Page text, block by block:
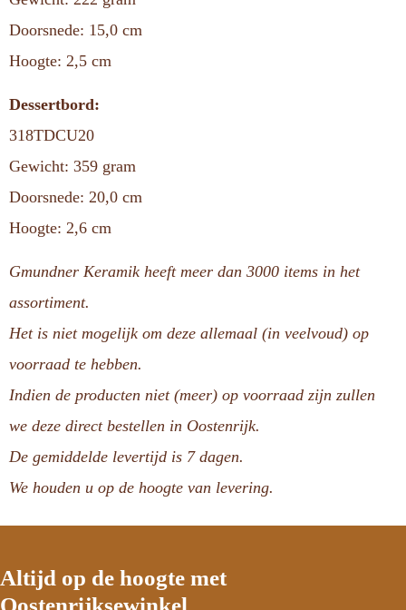
Doorsnede: 15,0 cm
Hoogte: 2,5 cm
Dessertbord:
318TDCU20
Gewicht: 359 gram
Doorsnede: 20,0 cm
Hoogte: 2,6 cm
Gmundner Keramik heeft meer dan 3000 items in het
assortiment.
Het is niet mogelijk om deze allemaal (in veelvoud) op
voorraad te hebben.
Indien de producten niet (meer) op voorraad zijn zullen
we deze direct bestellen in Oostenrijk.
De gemiddelde levertijd is 7 dagen.
We houden u op de hoogte van levering.
Altijd op de hoogte met
Oostenrijksewinkel